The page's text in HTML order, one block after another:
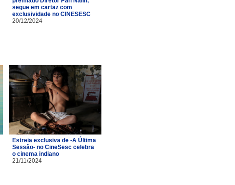
segue em cartaz com
exclusividade no CINESESC
20/12/2024
Estreia exclusiva de -A Última
Sessão- no CineSesc celebra
o cinema indiano
21/11/2024